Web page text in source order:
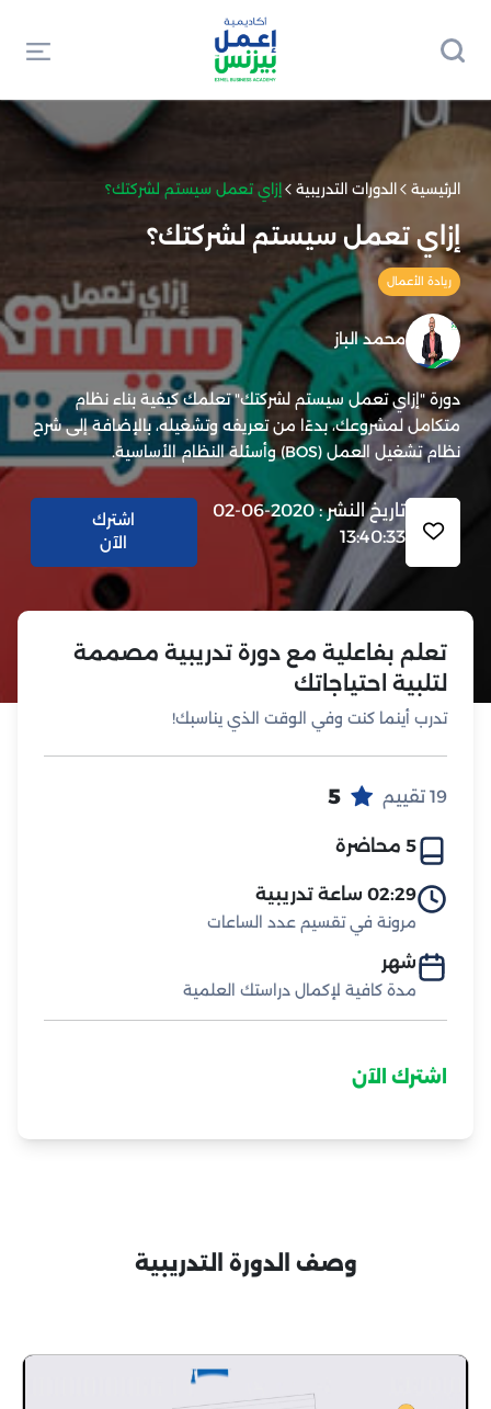
تعلم بفاعلية مع دورة تدريبية مصممة
لتلبية احتياجاتك
تدرب أينما كنت وفي الوقت الذي يناسبك!
19 تقييم 5
5 محاضرة
02:29 ساعة تدريبية
مرونة في تقسيم عدد الساعات
شهر
مدة كافية لإكمال دراستك العلمية
اشترك الآن
الرئيسية الدورات التدريبية إزاي تعمل سيستم لشركتك؟
إزاي تعمل سيستم لشركتك؟
ريادة الأعمال
محمد الباز
دورة "إزاي تعمل سيستم لشركتك" تعلمك كيفية بناء نظام
متكامل لمشروعك، بدءًا من تعريفه وتشغيله، بالإضافة إلى شرح
نظام تشغيل العمل (BOS) وأسئلة النظام الأساسية.
تاريخ النشر : 2020-06-02
13:40:33
اشترك
الآن
وصف الدورة التدريبية